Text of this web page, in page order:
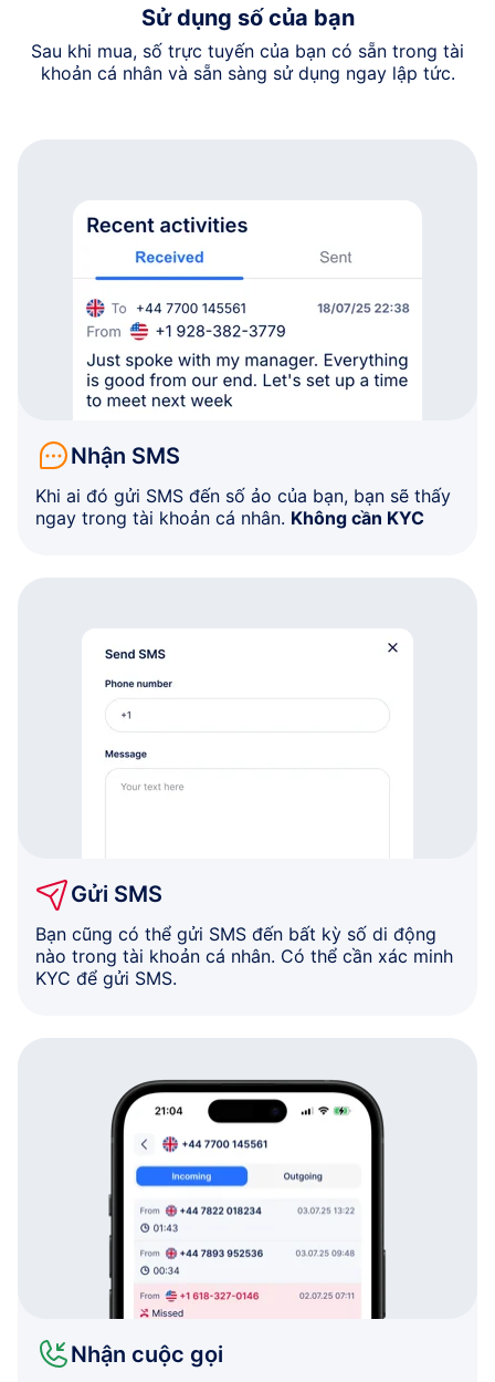
Sử dụng số của bạn
Sau khi mua, số trực tuyến của bạn có sẵn trong tài
khoản cá nhân và sẵn sàng sử dụng ngay lập tức.
Nhận SMS
Khi ai đó gửi SMS đến số ảo của bạn, bạn sẽ thấy
ngay trong tài khoản cá nhân. Không cần KYC
Gửi SMS
Bạn cũng có thể gửi SMS đến bất kỳ số di động
nào trong tài khoản cá nhân. Có thể cần xác minh
KYC để gửi SMS.
Nhận cuộc gọi